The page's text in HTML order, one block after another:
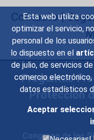
Esta web utiliza
optimizar el servicio,
personal de los
lo dispuesto en el
de julio, de servicios
comercio electrónico,
datos estadísticos
Aceptar
Contacto|
Preguntas
Protección
Congreso de los